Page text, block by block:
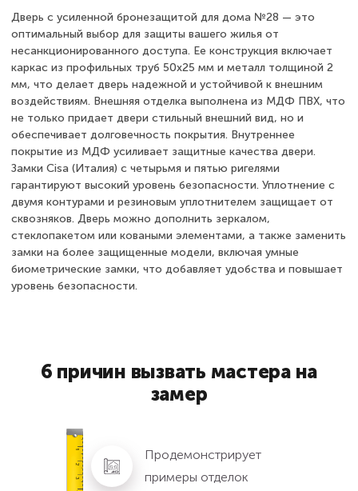
Дверь с усиленной бронезащитой для дома №28 — это
оптимальный выбор для защиты вашего жилья от
несанкционированного доступа. Ее конструкция включает
каркас из профильных труб 50х25 мм и металл толщиной 2
мм, что делает дверь надежной и устойчивой к внешним
воздействиям. Внешняя отделка выполнена из МДФ ПВХ, что
не только придает двери стильный внешний вид, но и
обеспечивает долговечность покрытия. Внутреннее
покрытие из МДФ усиливает защитные качества двери.
Замки Cisa (Италия) с четырьмя и пятью ригелями
гарантируют высокий уровень безопасности. Уплотнение с
двумя контурами и резиновым уплотнителем защищает от
сквозняков. Дверь можно дополнить зеркалом,
стеклопакетом или коваными элементами, а также заменить
замки на более защищенные модели, включая умные
биометрические замки, что добавляет удобства и повышает
уровень безопасности.
6 причин вызвать мастера на
замер
Продемонстрирует
примеры отделок